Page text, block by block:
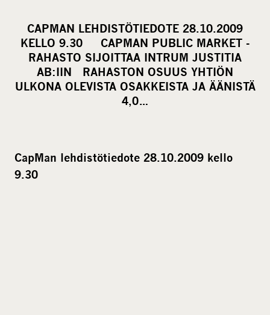
a
r
e
o
n
i
CAPMAN LEHDISTÖTIEDOTE 28.10.2009
KELLO 9.30 CAPMAN PUBLIC MARKET -
RAHASTO SIJOITTAA INTRUM JUSTITIA
AB:IIN RAHASTON OSUUS YHTIÖN
ULKONA OLEVISTA OSAKKEISTA JA ÄÄNISTÄ
4,0…
CapMan lehdistötiedote 28.10.2009 kello
9.30